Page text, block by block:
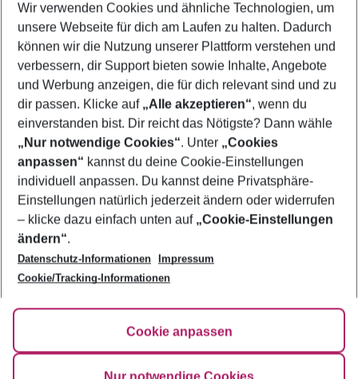
Pauschalreisen Ägypten
Familienurlaub Ägypten
Flug & Hotel Ägypten
Frübucher Angebote Ägypten für 2026
Footer
Footer navigation
Über uns
AGB
Bestpreisgarantie
Cookie-Einstellungen ändern
Cookie-Richtlinie
Impressum
Agenturbetreuung
Barrierefreies Reisen
HanseMerkur Reiseversicherung
Hilfe & Kontakt
Folge uns
Wir verwenden Cookies und ähnliche Technologien, um
unsere Webseite für dich am Laufen zu halten. Dadurch
können wir die Nutzung unserer Plattform verstehen und
verbessern, dir Support bieten sowie Inhalte, Angebote
und Werbung anzeigen, die für dich relevant sind und zu
dir passen. Klicke auf „Alle akzeptieren“, wenn du
einverstanden bist. Dir reicht das Nötigste? Dann wähle
„Nur notwendige Cookies“. Unter „Cookies
anpassen“ kannst du deine Cookie-Einstellungen
individuell anpassen. Du kannst deine Privatsphäre-
Einstellungen natürlich jederzeit ändern oder widerrufen
– klicke dazu einfach unten auf „Cookie-Einstellungen
ändern“.
Datenschutz-Informationen
Impressum
Cookie/Tracking-Informationen
Cookie anpassen